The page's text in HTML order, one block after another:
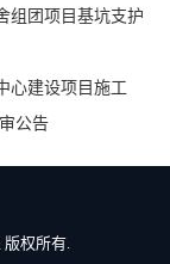
组团​项目基坑支护
心建设项目施工
公告
权所有.